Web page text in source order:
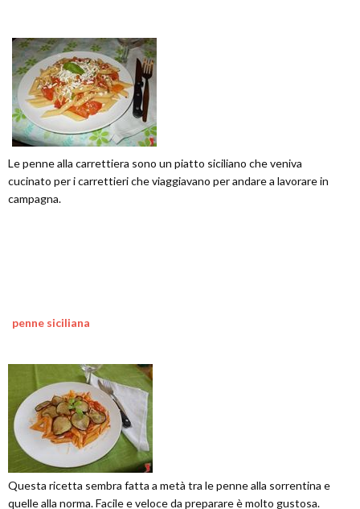
Le penne alla carrettiera sono un piatto siciliano che veniva
cucinato per i carrettieri che viaggiavano per andare a lavorare in
campagna.
penne siciliana
Questa ricetta sembra fatta a metà tra le penne alla sorrentina e
quelle alla norma. Facile e veloce da preparare è molto gustosa.